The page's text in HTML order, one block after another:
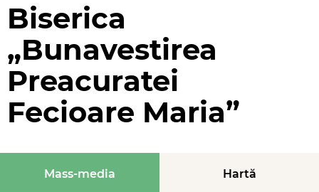
Biserica
„Bunavestirea
Preacuratei
Fecioare Maria”
Mass-media Hartă